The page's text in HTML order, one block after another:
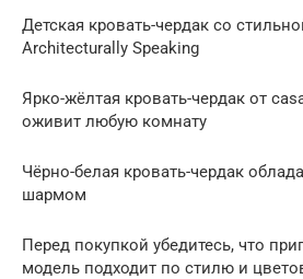
Детская кровать-чердак со
Architecturally Speaking
Ярко-жёлтая кровать-чердак от
оживит любую комнату
Чёрно-белая кровать-чердак
шармом
Перед покупкой убедитесь, что
модель подходит по стилю и